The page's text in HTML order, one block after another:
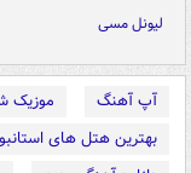
لیونل مسی
آپ آهنگ موزیک
بهترین هتل های